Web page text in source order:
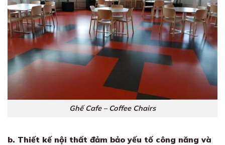
Ghế Cafe – Coffee Chairs
b. Thiết kế nội thất đảm bảo yếu tố công năng và